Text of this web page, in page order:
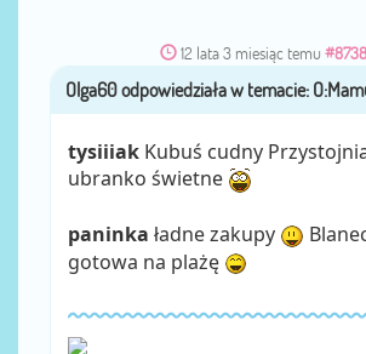
12 lata 3 miesiąc temu
przezOlga60
tysiiiak Kubuś cudny
ubranko świetne
paninka ładne zakupy
gotowa na plażę